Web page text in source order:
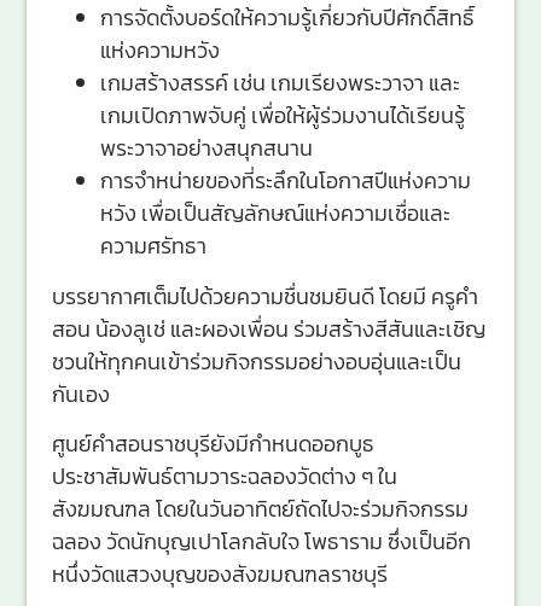
การจัดตั้งบอร์ดให้ความรู้เกี่ยวกับปีศักดิ์สิทธิ์
แห่งความหวัง
เกมสร้างสรรค์ เช่น เกมเรียงพระวาจา และ
เกมเปิดภาพจับคู่ เพื่อให้ผู้ร่วมงานได้เรียนรู้
พระวาจาอย่างสนุกสนาน
การจำหน่ายของที่ระลึกในโอกาสปีแห่งความ
หวัง เพื่อเป็นสัญลักษณ์แห่งความเชื่อและ
ความศรัทธา
บรรยากาศเต็มไปด้วยความชื่นชมยินดี โดยมี ครูคำ
สอน น้องลูเช่ และผองเพื่อน ร่วมสร้างสีสันและเชิญ
ชวนให้ทุกคนเข้าร่วมกิจกรรมอย่างอบอุ่นและเป็น
กันเอง
ศูนย์คำสอนราชบุรียังมีกำหนดออกบูธ
ประชาสัมพันธ์ตามวาระฉลองวัดต่าง ๆ ใน
สังฆมณฑล โดยในวันอาทิตย์ถัดไปจะร่วมกิจกรรม
ฉลอง วัดนักบุญเปาโลกลับใจ โพธาราม ซึ่งเป็นอีก
หนึ่งวัดแสวงบุญของสังฆมณฑลราชบุรี